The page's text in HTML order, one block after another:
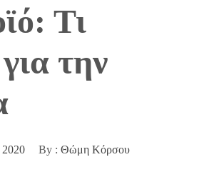
Τι
για την
2020 By : Θώμη Κόρσου